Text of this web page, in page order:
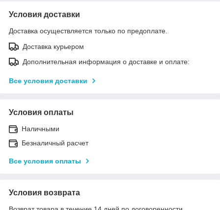
Условия доставки
Доставка осуществляется только по предоплате.
Доставка курьером
Дополнительная информация о доставке и оплате:
Все условия доставки
Условия оплаты
Наличными
Безналичный расчет
Все условия оплаты
Условия возврата